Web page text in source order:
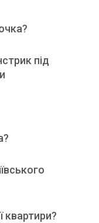
під
квартири?